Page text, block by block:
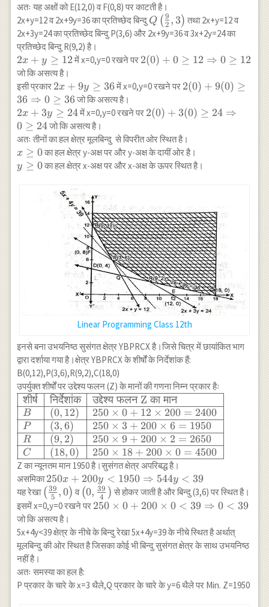
अतः यह अक्षों को E(12,0) व F(0,8) पर काटती है।
2x+y=12 व 2x+9y=36 का प्रतिच्छेद बिन्दु Q\left(\frac{9}
{2}, 3\right)
Q ( 2
9 , 3) तथा 2x+y=12 व
2x+3y=24 का प्रतिच्छेद बिन्दु P(3,6) और 2x+9y=36 व 3x+2y=24 का
प्रतिच्छेद बिन्दु R(9,2) है।
2
x+y
\geq
12
2x + y ≥ 12 में x=0,y=0 रखने पर 2(0)+0 \geq
\Rightarrow
2(0) + 0 ≥ 12 ⇒ 0 ≥ 12
जो कि असत्य है।
इसी प्रकार 2x+9
y
\geq
36
2x + 9y ≥ 36में x=0,y=0 रखने पर 2(0)+9(0)
\Rightarrow
2(0) + 9(0) ≥
36 ⇒ 0 ≥ 36जो कि असत्य है।
2x+3
y
\geq
24
2x + 3y ≥ 24में x=0,y=0 रखने पर 2(0)+3(0)
\Rightarrow
0 \geq 24
2(0) + 3(0) ≥ 24 ⇒
0 ≥ 24जो कि असत्य है।
अतः तीनों का हल क्षेत्र मूलबिन्दु से विपरीत ओर स्थित है।
x
\geq
x ≥ 0का हल क्षेत्र y-अक्ष पर और y-अक्ष के दायीं ओर है।
y
y ≥ 0का हल क्षेत्र x-अक्ष पर और x-अक्ष के ऊपर स्थित है।
Linear Programming Class 12th
इनसे बना उभयनिष्ठ सुसंगत क्षेत्र YBPRCX है।जिसे चित्र में छायांकित भाग
द्वारा दर्शाया गया है।क्षेत्र YBPRCX के शीर्षों के निर्देशांक हैं:
B(0,12),P(3,6),R(9,2),C(18,0)
उपर्युक्त शीर्षों पर उद्देश्य फलन (Z) के मानों की गणना निम्न प्रकार हैः
\begin{array}
{|l|l|l|} \hline
\text {शीर्ष} &
\text
{निर्देशांक} &
\text {उद्देश्य
फलन Z का मान}
\\ \hline B &
(0,12) & 250
\times 0+12
\times
200=2400 \\
\hline P &
(3,6) & 250
\times 3+200
\times
शीर्ष
B
P
R
C
निर्देशांक
(0, 12)
(3,6)
(9, 2)
(18,0)
उद्देश्य फलनZका मान
250 × 0 + 12 × 200 = 2400
250 × 3 + 200 × 6 = 1950
250 × 9 + 200 × 2 = 2650
250 × 18 + 200 × 0 = 4500
Z का न्यूनतम मान 1950 है।सुसंगत क्षेत्र अपरिबद्ध है।
असमिका250 x+200y
< 1950
\Rightarrow
544 y <39
250x + 200y < 1950 ⇒ 544y < 39
यह रेखा \left(\frac{39}
{5}, 0\right)
( 5
39 , 0) व \left(0,
\frac{39}
(0, 4
39 ) से होकर जाती है और बिन्दु (3,6) पर स्थित है।
इसमें x=0,y=0 रखने पर 250 \times
\times 0 <
39
250 × 0 + 200 × 0 < 39 ⇒ 0 < 39
जो कि असत्य है।
5x+4y<39 क्षेत्र के नीचे के बिन्दु रेखा 5x+4y=39 के नीचे स्थित है अर्थात्
मूलबिन्दु की ओर स्थित है जिसका कोई भी बिन्दु सुसंगत क्षेत्र के साथ उभयनिष्ठ
नहीं है।
अतः समस्या का हल है:
P प्रकार के चारे के x=3 थैले,Q प्रकार के चारे के y=6 थैले पर Min. Z=1950